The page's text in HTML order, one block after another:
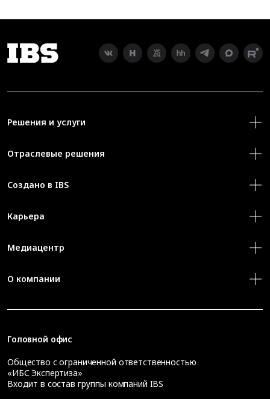
Решения и услуги
Отраслевые решения
Создано в IBS
Карьера
Медиацентр
О компании
Головной офис
Общество с ограниченной ответственностью
«ИБС Экспертиза»
Входит в состав группы компаний IBS